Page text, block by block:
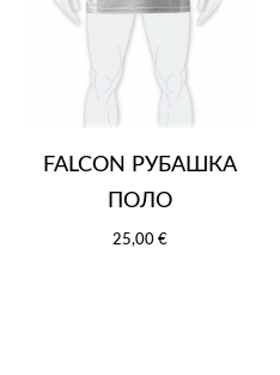
FALCON РУБАШКА
ПОЛО
25,00 €